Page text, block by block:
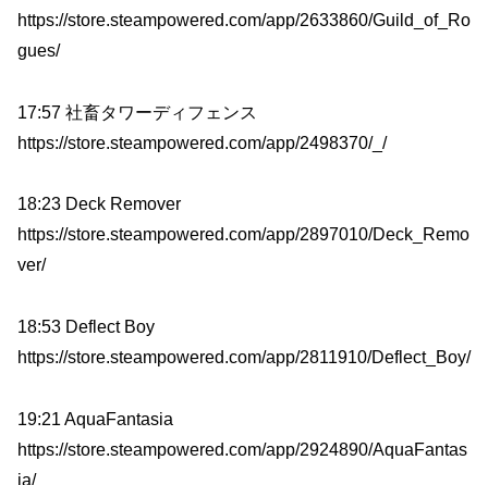
https://store.steampowered.com/app/2633860/Guild_of_Ro
gues/
17:57 社畜タワーディフェンス
https://store.steampowered.com/app/2498370/_/
18:23 Deck Remover
https://store.steampowered.com/app/2897010/Deck_Remo
ver/
18:53 Deflect Boy
https://store.steampowered.com/app/2811910/Deflect_Boy/
19:21 AquaFantasia
https://store.steampowered.com/app/2924890/AquaFantas
ia/